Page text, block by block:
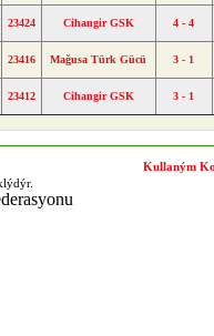
23424 Cihangir GSK 4 - 4
23416 Mağusa Türk Gücü 3 - 1
23412 Cihangir GSK 3 - 1
Kullaným